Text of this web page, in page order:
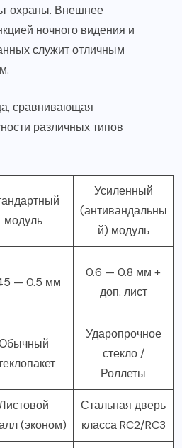
охраны. Внешнее
ночного видения и
служит отличным
сравнивающая
различных типов
модуль
Усиленный
(антивандальны
й) модуль
— 0.5 мм
0.6 — 0.8 мм +
доп. лист
Ударопрочное
стекло /
Роллеты
(эконом)
Стальная дверь
класса RC2/RC3